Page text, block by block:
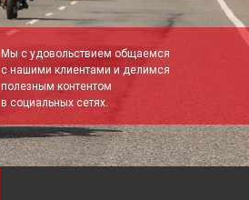
Мы с удовольствием общаемся
с нашими клиентами и делимся
полезным контентом
в социальных сетях.